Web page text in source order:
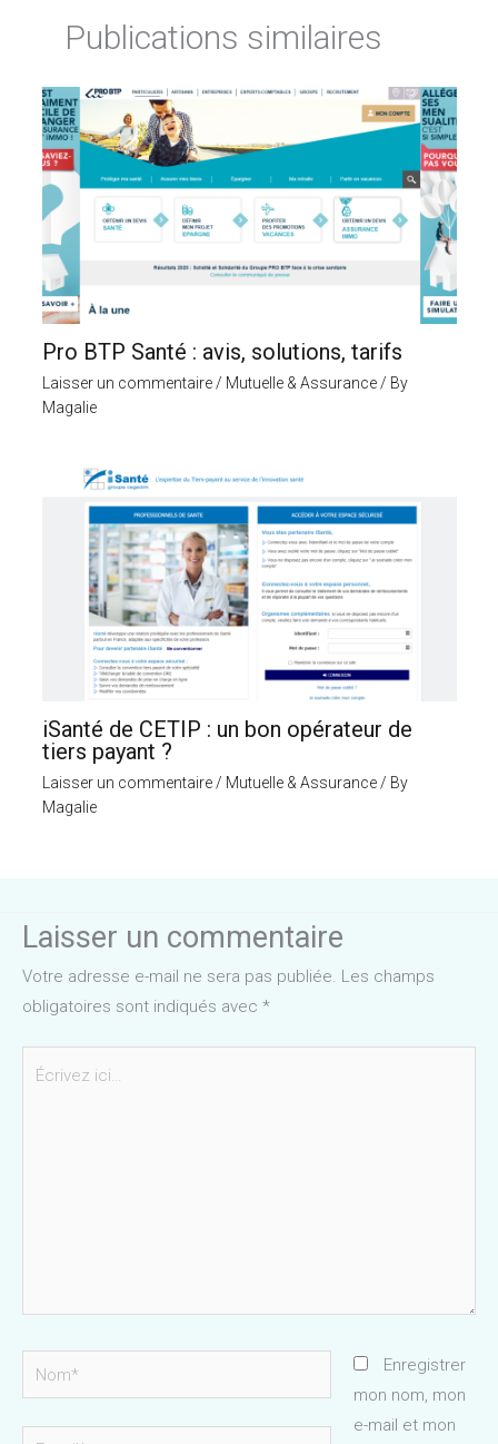
Publications similaires
Pro BTP Santé : avis, solutions, tarifs
Laisser un commentaire / Mutuelle & Assurance/ By
Magalie
iSanté de CETIP : un bon opérateur de
tiers payant ?
Laisser un commentaire / Mutuelle & Assurance/ By
Magalie
Laisser un commentaire
Votre adresse e-mail ne sera pas publiée. Les champs
obligatoires sont indiqués avec *
Nom*
Enregistrer
mon nom, mon
e-mail et mon